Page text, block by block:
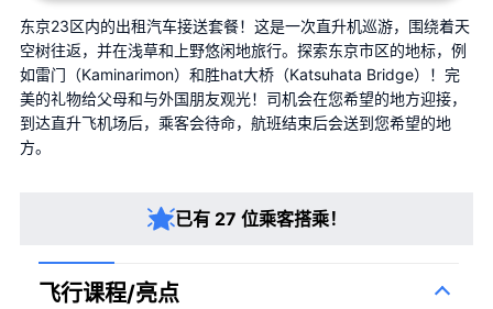
东京23区内的出租汽车接送套餐！这是一次直升机巡游，围绕着天
空树往返，并在浅草和上野悠闲地旅行。探索东京市区的地标，例
如雷门（Kaminarimon）和胜hat大桥（Katsuhata Bridge）！完
美的礼物给父母和与外国朋友观光！司机会在您希望的地方迎接，
到达直升飞机场后，乘客会待命，航班结束后会送到您希望的地
方。
已有 27 位乘客搭乘！
飞行课程/亮点